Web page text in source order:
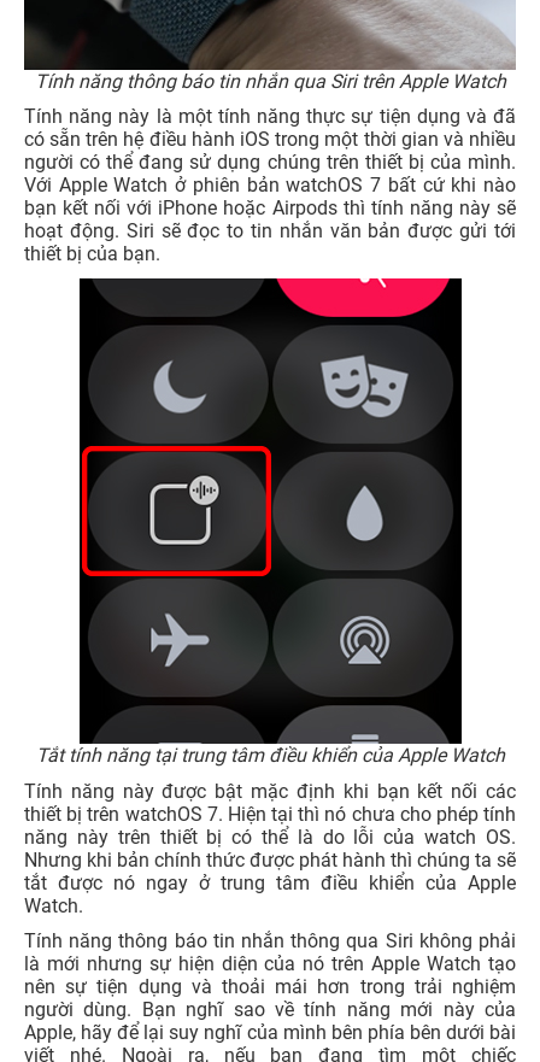
Tính năng thông báo tin nhắn qua Siri trên Apple Watch
Tính năng này là một tính năng thực sự tiện dụng và đã
có sẵn trên hệ điều hành iOS trong một thời gian và nhiều
người có thể đang sử dụng chúng trên thiết bị của mình.
Với Apple Watch ở phiên bản watchOS 7 bất cứ khi nào
bạn kết nối với iPhone hoặc Airpods thì tính năng này sẽ
hoạt động. Siri sẽ đọc to tin nhắn văn bản được gửi tới
thiết bị của bạn.
Tắt tính năng tại trung tâm điều khiển của Apple Watch
Tính năng này được bật mặc định khi bạn kết nối các
thiết bị trên watchOS 7. Hiện tại thì nó chưa cho phép tính
năng này trên thiết bị có thể là do lỗi của watch OS.
Nhưng khi bản chính thức được phát hành thì chúng ta sẽ
tắt được nó ngay ở trung tâm điều khiển của Apple
Watch.
Tính năng thông báo tin nhắn thông qua Siri không phải
là mới nhưng sự hiện diện của nó trên Apple Watch tạo
nên sự tiện dụng và thoải mái hơn trong trải nghiệm
người dùng. Bạn nghĩ sao về tính năng mới này của
Apple, hãy để lại suy nghĩ của mình bên phía bên dưới bài
viết nhé. Ngoài ra, nếu bạn đang tìm một chiếc